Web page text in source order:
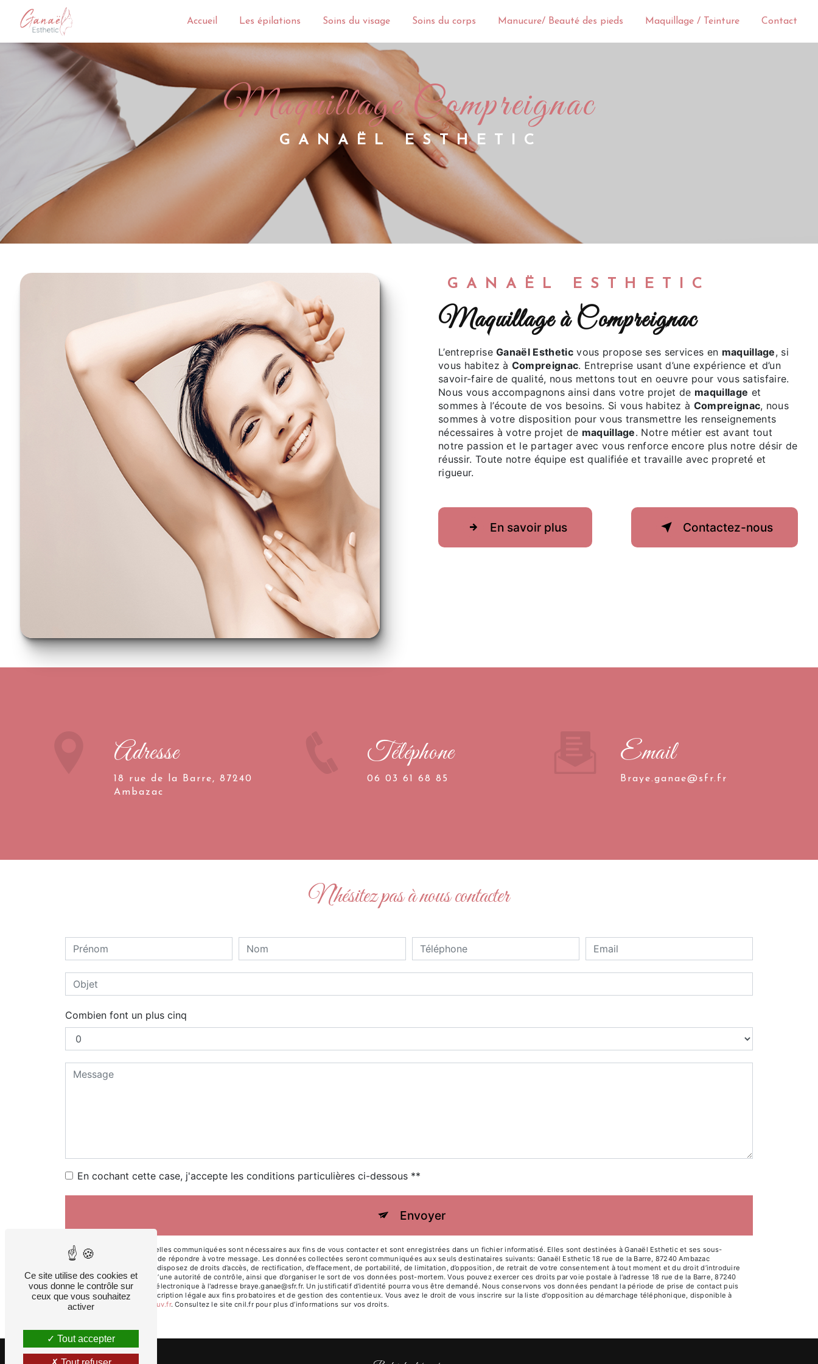
Accueil Les épilations Soins du visage Soins du corps Manucure/ Beauté des pieds Maquillage / Teinture Contact
maquillage Compreignac
GANAËL ESTHETIC
GANAËL ESTHETIC
maquillage à Compreignac
L’entrepriseGanaël Estheticvous propose ses services en maquillage, si
vous habitez à Compreignac. Entreprise usant d’une expérience et d’un
savoir-faire de qualité, nous mettons tout en oeuvre pour vous satisfaire.
Nous vous accompagnons ainsi dans votre projet de maquillage et
sommes à l’écoute de vos besoins. Si vous habitez à Compreignac, nous
sommes à votre disposition pour vous transmettre les renseignements
nécessaires à votre projet de maquillage. Notre métier est avant tout
notre passion et le partager avec vous renforce encore plus notre désir de
réussir. Toute notre équipe est qualifiée et travaille avec propreté et
rigueur.
En savoir plus Contactez-nous
Adresse
Ambazac
Téléphone
06 03 61 68 85
Email
braye.ganae@sfr.fr
N'hésitez pas à nous contacter
Combien font un plus cinq
En cochant cette case, j'accepte les conditions particulières ci-dessous **
Envoyer
** Les données personnelles communiquées sont nécessaires aux fins de vous contacter et sont enregistrées dans un fichier informatisé. Elles sont destinées à Ganaël Esthetic et ses sous-
traitants dans le seul but de répondre à votre message. Les données collectées seront communiquées aux seuls destinataires suivants: Ganaël Esthetic 18 rue de la Barre, 87240 Ambazac
braye.ganae@sfr.fr. Vous disposez de droits d’accès, de rectification, d’effacement, de portabilité, de limitation, d’opposition, de retrait de votre consentement à tout moment et du droit d’introduire
une réclamation auprès d’une autorité de contrôle, ainsi que d’organiser le sort de vos données post-mortem. Vous pouvez exercer ces droits par voie postale à l'adresse 18 rue de la Barre, 87240
Ambazac ou par courrier électronique à l'adresse braye.ganae@sfr.fr. Un justificatif d'identité pourra vous être demandé. Nous conservons vos données pendant la période de prise de contact puis
pendant la durée de prescription légale aux fins probatoires et de gestion des contentieux. Vous avez le droit de vous inscrire sur la liste d'opposition au démarchage téléphonique, disponible à
cette adresse:
Bloctel.gouv.fr. Consultez le site cnil.fr pour plus d’informations sur vos droits.
Panneau de gestion des cookies
Ce site utilise des cookies et
vous donne le contrôle sur
ceux que vous souhaitez
activer
Tout accepter